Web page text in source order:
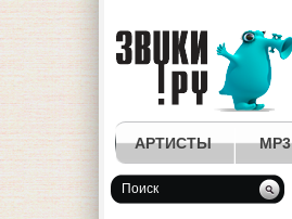
АРТИСТЫ MP3
Поиск